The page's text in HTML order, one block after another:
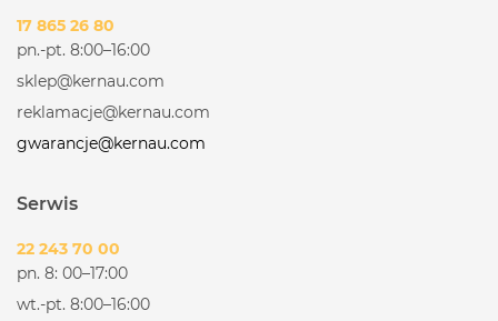
17 865 26 80
pn.-pt. 8:00–16:00
sklep@kernau.com
reklamacje@kernau.com
gwarancje@kernau.com
Serwis
22 243 70 00
pn. 8: 00–17:00
wt.-pt. 8:00–16:00